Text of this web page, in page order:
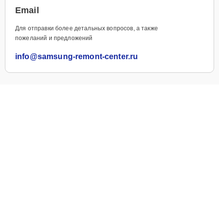
Email
Для отправки более детальных вопросов, а также
пожеланий и предложений
info@samsung-remont-center.ru